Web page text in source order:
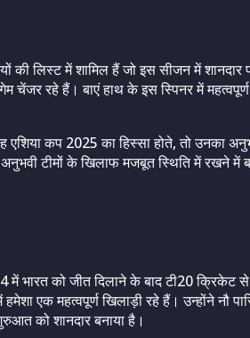
की लिस्ट में शामिल हैं जो इस सीजन में
रहे हैं। बाएं हाथ के इस स्पिनर में
एशिया कप 2025 का हिस्सा होते, तो उनका
टीमों के खिलाफ मजबूत स्थिति में रखने में
में भारत को जीत दिलाने के बाद टी20 क्रिकेट
एक महत्वपूर्ण खिलाड़ी रहे हैं। उन्होंने नौ
को शानदार बनाया है।